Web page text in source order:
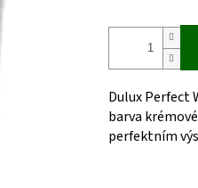
Dulux Perfect
barva
perfektním